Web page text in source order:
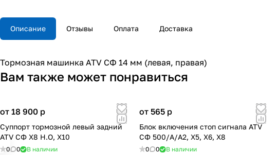
Описание Отзывы Оплата Доставка
Тормозная машинка ATV СФ 14 мм (левая, правая)
Вам также может понравиться
от 18 900 p
Суппорт тормозной левый задний
ATV СФ X8 H.O, X10
0 0 В наличии
от 565 p
Блок включения стоп сигнала ATV
СФ 500/A/A2, X5, X6, X8
0 0 В наличии